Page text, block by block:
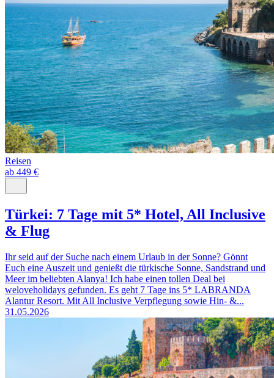
Reisen
ab 449 €
Türkei: 7 Tage mit 5* Hotel, All Inclusive
& Flug
Ihr seid auf der Suche nach einem Urlaub in der Sonne? Gönnt
Euch eine Auszeit und genießt die türkische Sonne, Sandstrand und
Meer im beliebten Alanya! Ich habe einen tollen Deal bei
weloveholidays gefunden. Es geht 7 Tage ins 5* LABRANDA
Alantur Resort. Mit All Inclusive Verpflegung sowie Hin- &...
31.05.2026